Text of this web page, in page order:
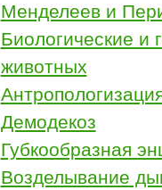
Менделеев и
Биологические и
животных
Демодекоз
Губкообразная
Возделывание